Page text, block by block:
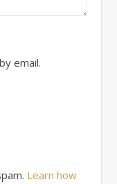
email.
Learn how